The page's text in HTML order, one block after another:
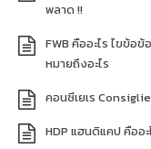
พลาด !!
FWB คืออะไร ไขข้อ
หมายถึงอะไร
คอนซีเยเร
HDP แฮนดิแคป คืออ